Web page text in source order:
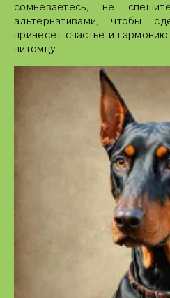
сомневаетесь, не
альтернативами, чтобы
принесет счастье и
питомцу.